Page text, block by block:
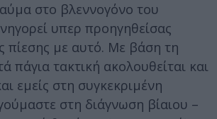
στο βλεννογόνο του
υπερ προηγηθείσας
πίεσης με αυτό. Με βάση τη
πάγια τακτική ακολουθείται και
εμείς στη συγκεκριμένη
στη διάγνωση βίαιου –